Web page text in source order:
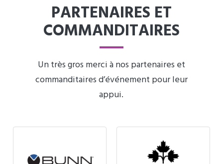
PARTENAIRES ET
COMMANDITAIRES
Un très gros merci à nos partenaires et
commanditaires d’événement pour leur
appui.